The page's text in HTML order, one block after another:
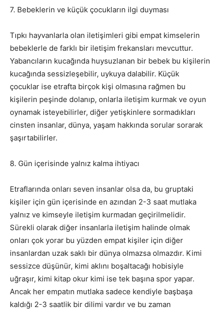
7. Bebeklerin ve küçük çocukların ilgi duyması
Tıpkı hayvanlarla olan iletişimleri gibi empat kimselerin
bebeklerle de farklı bir iletişim frekansları mevcuttur.
Yabancıların kucağında huysuzlanan bir bebek bu kişilerin
kucağında sessizleşebilir, uykuya dalabilir. Küçük
çocuklar ise etrafta birçok kişi olmasına rağmen bu
kişilerin peşinde dolanıp, onlarla iletişim kurmak ve oyun
oynamak isteyebilirler, diğer yetişkinlere sormadıkları
cinsten insanlar, dünya, yaşam hakkında sorular sorarak
şaşırtabilirler.
8. Gün içerisinde yalnız kalma ihtiyacı
Etraflarında onları seven insanlar olsa da, bu gruptaki
kişiler için gün içerisinde en azından 2-3 saat mutlaka
yalnız ve kimseyle iletişim kurmadan geçirilmelidir.
Sürekli olarak diğer insanlarla iletişim halinde olmak
onları çok yorar bu yüzden empat kişiler için diğer
insanlardan uzak saklı bir dünya olmazsa olmazdır. Kimi
sessizce düşünür, kimi aklını boşaltacağı hobisiyle
uğraşır, kimi kitap okur kimi ise tek başına spor yapar.
Ancak her empatın mutlaka sadece kendiyle başbaşa
kaldığı 2-3 saatlik bir dilimi vardır ve bu zaman